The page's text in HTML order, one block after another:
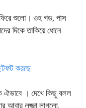
শুলো। ওহ গড, পাস
দিকে তাকিয়ে ধোনে
করছে
ঐভাবে । দেখে কিছু বলল
আবার লজ্জা লাগলো,